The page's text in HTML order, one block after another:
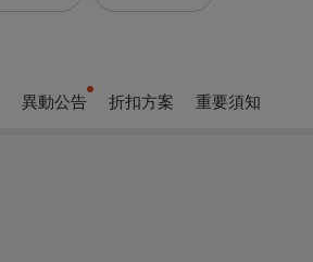
異動公告 折扣方案 重要須知